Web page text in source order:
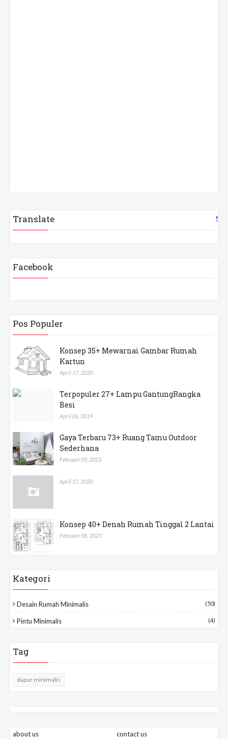
Translate
Facebook
Pos Populer
Konsep 35+ Mewarnai Gambar Rumah
Kartun
April 17, 2020
Terpopuler 27+ Lampu GantungRangka
Besi
April 06, 2019
Gaya Terbaru 73+ Ruang Tamu Outdoor
Sederhana
Februari 09, 2023
April 17, 2020
Konsep 40+ Denah Rumah Tinggal 2 Lantai
Februari 08, 2023
Kategori
Desain Rumah Minimalis (50)
Pintu Minimalis (4)
Tag
dapur minimalis
about us
contact us